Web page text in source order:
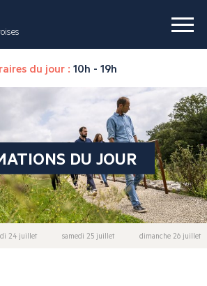
du jour : 10h - 19h
DU JOUR
24 juillet samedi 25 juillet dimanche 26 juillet